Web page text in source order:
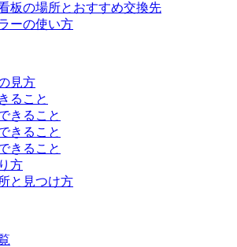
板の場所とおすすめ交換先
ーの使い方
見方
ること
きること
きること
きること
方
と見つけ方